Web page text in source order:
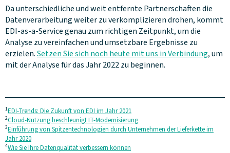
Da unterschiedliche und weit entfernte Partnerschaften die
Datenverarbeitung weiter zu verkomplizieren drohen, kommt
EDI-as-a-Service genau zum richtigen Zeitpunkt, um die
Analyse zu vereinfachen und umsetzbare Ergebnisse zu
erzielen.Setzen Sie sich noch heute mit uns in Verbindung, um
mit der Analyse für das Jahr 2022 zu beginnen.
1EDI-Trends: Die Zukunft von EDI im Jahr 2021
2Cloud-Nutzung beschleunigt IT-Modernisierung
3Einführung von Spitzentechnologien durch Unternehmen der Lieferkette im
Jahr 2020
4Wie Sie Ihre Datenqualität verbessern können